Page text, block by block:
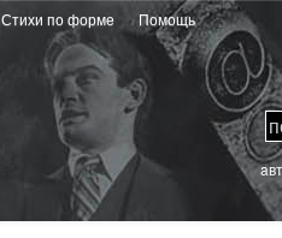
Стихи по форме Помощь